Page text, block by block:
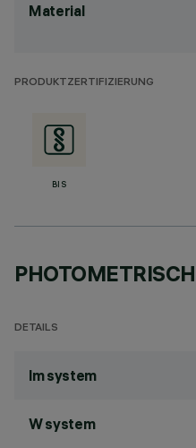
Material
PRODUKTZERTIFIZIERUNG
BIS
DETAILS
lm system
W system